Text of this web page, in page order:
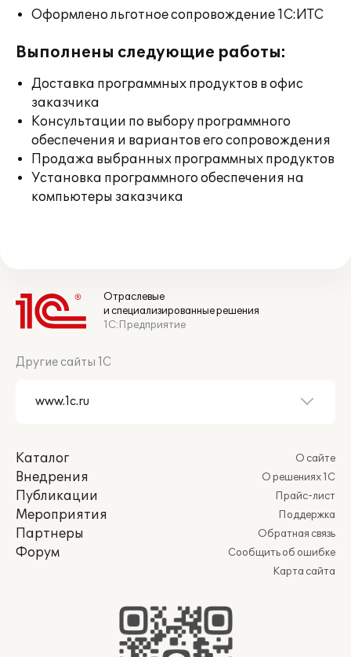
Оформлено льготное сопровождение 1С:ИТС
Выполнены следующие работы:
Доставка программных продуктов в офис
заказчика
Консультации по выбору программного
обеспечения и вариантов его сопровождения
Продажа выбранных программных продуктов
Установка программного обеспечения на
компьютеры заказчика
Отраслевые
и специализированные решения
1С:Предприятие
Другие сайты 1С
Каталог
Внедрения
Публикации
Мероприятия
Партнеры
Форум
О сайте
О решениях 1С
Прайс-лист
Поддержка
Обратная связь
Сообщить об ошибке
Карта сайта